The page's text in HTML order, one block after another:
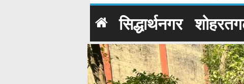
सिद्धार्थनगर